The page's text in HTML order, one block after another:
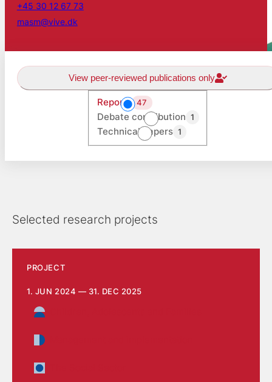
+45 30 12 67 73
masm@vive.dk
Reports 47
Debate contribution 1
Technical papers 1
View peer-reviewed publications only
Selected research projects
PROJECT
1. JUN 2024 — 31. DEC 2025